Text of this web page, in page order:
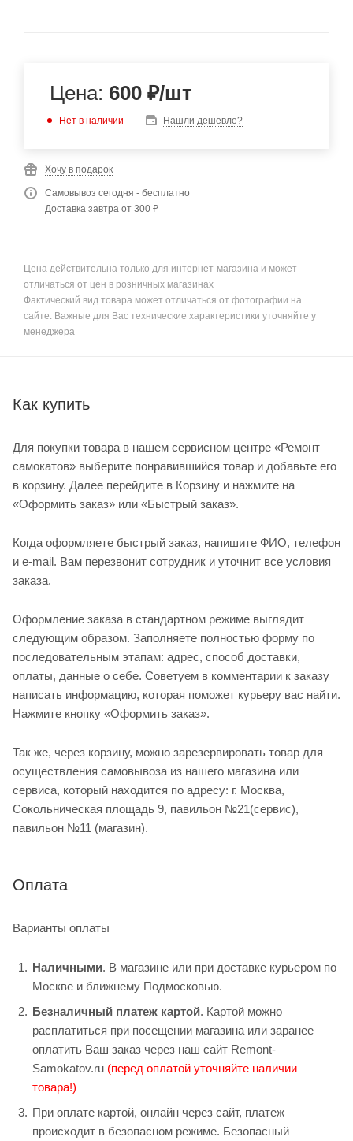
Цена: 600 ₽/шт
Нет в наличии Нашли дешевле?
Хочу в подарок
Самовывоз сегодня - бесплатно
Доставка завтра от 300 ₽
Цена действительна только для интернет-магазина и может
отличаться от цен в розничных магазинах
Фактический вид товара может отличаться от фотографии на
сайте. Важные для Вас технические характеристики уточняйте у
менеджера
Как купить
Для покупки товара в нашем сервисном центре «Ремонт
самокатов» выберите понравившийся товар и добавьте его
в корзину. Далее перейдите в Корзину и нажмите на
«Оформить заказ» или «Быстрый заказ».
Когда оформляете быстрый заказ, напишите ФИО, телефон
и e-mail. Вам перезвонит сотрудник и уточнит все условия
заказа.
Оформление заказа в стандартном режиме выглядит
следующим образом. Заполняете полностью форму по
последовательным этапам: адрес, способ доставки,
оплаты, данные о себе. Советуем в комментарии к заказу
написать информацию, которая поможет курьеру вас найти.
Нажмите кнопку «Оформить заказ».
Так же, через корзину, можно зарезервировать товар для
осуществления самовывоза из нашего магазина или
сервиса, который находится по адресу: г. Москва,
Сокольническая площадь 9, павильон №21(сервис),
павильон №11 (магазин).
Оплата
Варианты оплаты
Наличными. В магазине или при доставке курьером по
Москве и ближнему Подмосковью.
Безналичный платеж картой. Картой можно
расплатиться при посещении магазина или заранее
оплатить Ваш заказ через наш сайт Remont-
Samokatov.ru (перед оплатой уточняйте наличии
товара!)
При оплате картой, онлайн через сайт, платеж
происходит в безопасном режиме. Безопасный